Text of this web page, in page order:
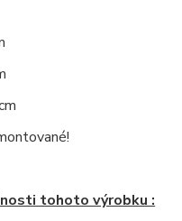
tohoto výrobku :